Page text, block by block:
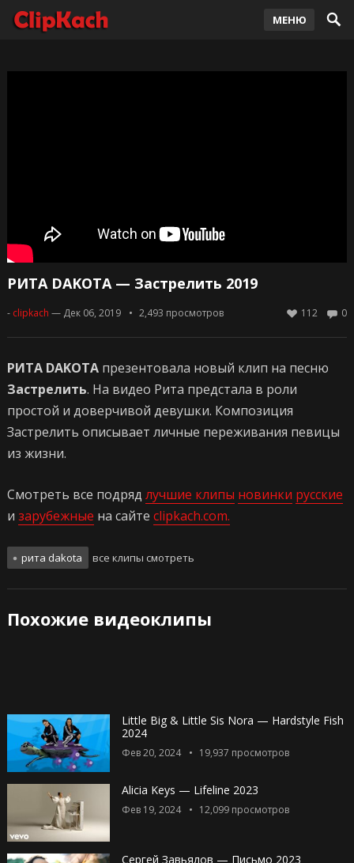
МЕНЮ
РИТА DAKOTA — Застрелить 2019
- clipkach — Дек 06, 2019 2,493 просмотров 0
112
РИТА DAKOTAпрезентовала новый клип на песню
Застрелить. На видео Рита предстала в роли
простой и доверчивой девушки. Композиция
Застрелить описывает личные переживания певицы
из жизни.
Смотреть все подряд лучшие клипы новинки русские
и зарубежные на сайте clipkach.com.
рита dakota все клипы смотреть
Похожие видеоклипы
Little Big & Little Sis Nora — Hardstyle Fish
2024
Фев 20, 2024 19,937 просмотров
Alicia Keys — Lifeline 2023
Фев 19, 2024 12,099просмотров
Сергей Завьялов — Письмо 2023